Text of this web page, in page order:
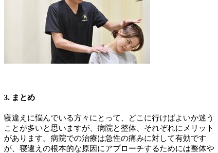
3. まとめ
寝違えに悩んでいる方々にとって、どこに行けばよいか迷う
ことが多いと思いますが、病院と整体、それぞれにメリット
があります。病院での治療は急性の痛みに対して有効です
が、寝違えの根本的な原因にアプローチするためには整体や